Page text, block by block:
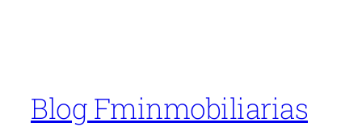
Blog Fminmobiliarias